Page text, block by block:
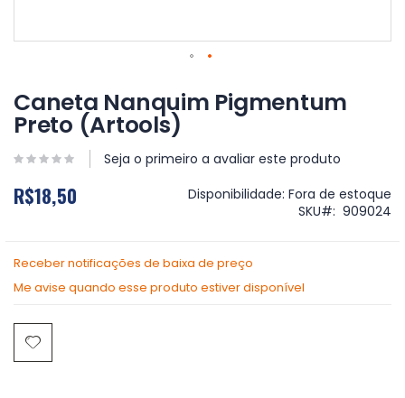
para
o
início
Galeria
imagens
Caneta Nanquim Pigmentum
Preto (Artools)
Seja o primeiro a avaliar este produto
R$18,50 Disponibilidade: Fora de estoque
SKU
909024
Receber notificações de baixa de preço
Me avise quando esse produto estiver disponível